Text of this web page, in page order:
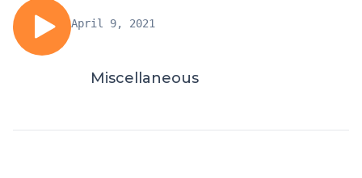
April 9, 2021
Miscellaneous